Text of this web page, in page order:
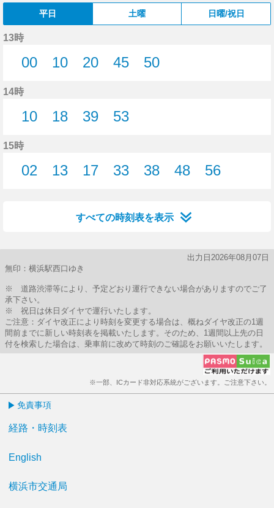
平日 土曜 日曜/祝日
13時
00
10
20
45
50
14時
10
18
39
53
15時
02
13
17
33
38
48
56
すべての時刻表を表示
出力日2026年08月07日
無印：横浜駅西口ゆき
※ 道路渋滞等により、予定どおり運行できない場合がありますのでご了
承下さい。
※ 祝日は休日ダイヤで運行いたします。
ご注意：ダイヤ改正により時刻を変更する場合は、概ねダイヤ改正の1週
間前までに新しい時刻表を掲載いたします。そのため、1週間以上先の日
付を検索した場合は、乗車前に改めて時刻のご確認をお願いいたします。
※一部、ICカード非対応系統がございます。ご注意下さい。
免責事項
経路・時刻表
English
横浜市交通局